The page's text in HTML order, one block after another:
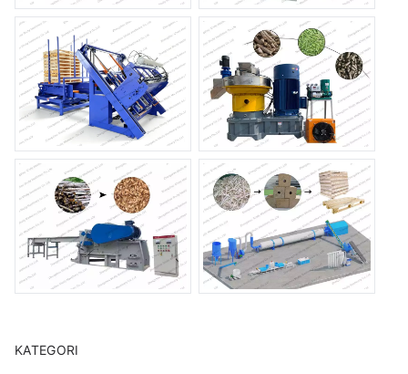
KATEGORI